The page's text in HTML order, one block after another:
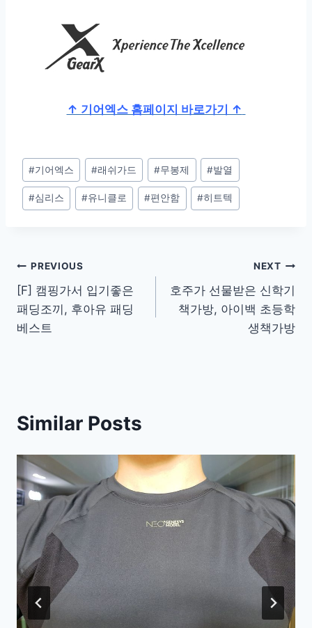
↑ 기어엑스 홈페이지 바로가기 ↑
Post
Tags:
#기어엑스 #래쉬가드 #무봉제 #발열
#심리스 #유니클로 #편안함 #히트텍
Post
navigation
PREVIOUS
[F] 캠핑가서 입기좋은
패딩조끼, 후아유 패딩
베스트
NEXT
호주가 선물받은 신학기
책가방, 아이백 초등학
생책가방
Similar Posts